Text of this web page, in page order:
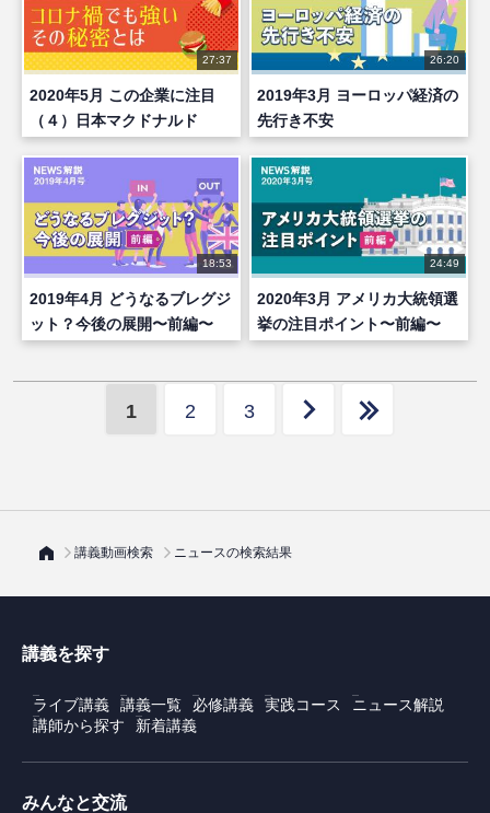
27:37
2020年5月 この企業に注目
（４）日本マクドナルド
HD（後編）
26:20
2019年3月 ヨーロッパ経済の
先行き不安
18:53
2019年4月 どうなるブレグジ
ット？今後の展開〜前編〜
24:49
2020年3月 アメリカ大統領選
挙の注目ポイント〜前編〜
1 2 3
講義動画検索 ニュースの検索結果
講義を探す
ライブ講義 講義一覧 必修講義 実践コース
ニュース解説
講師から探す
新着講義
みんなと交流